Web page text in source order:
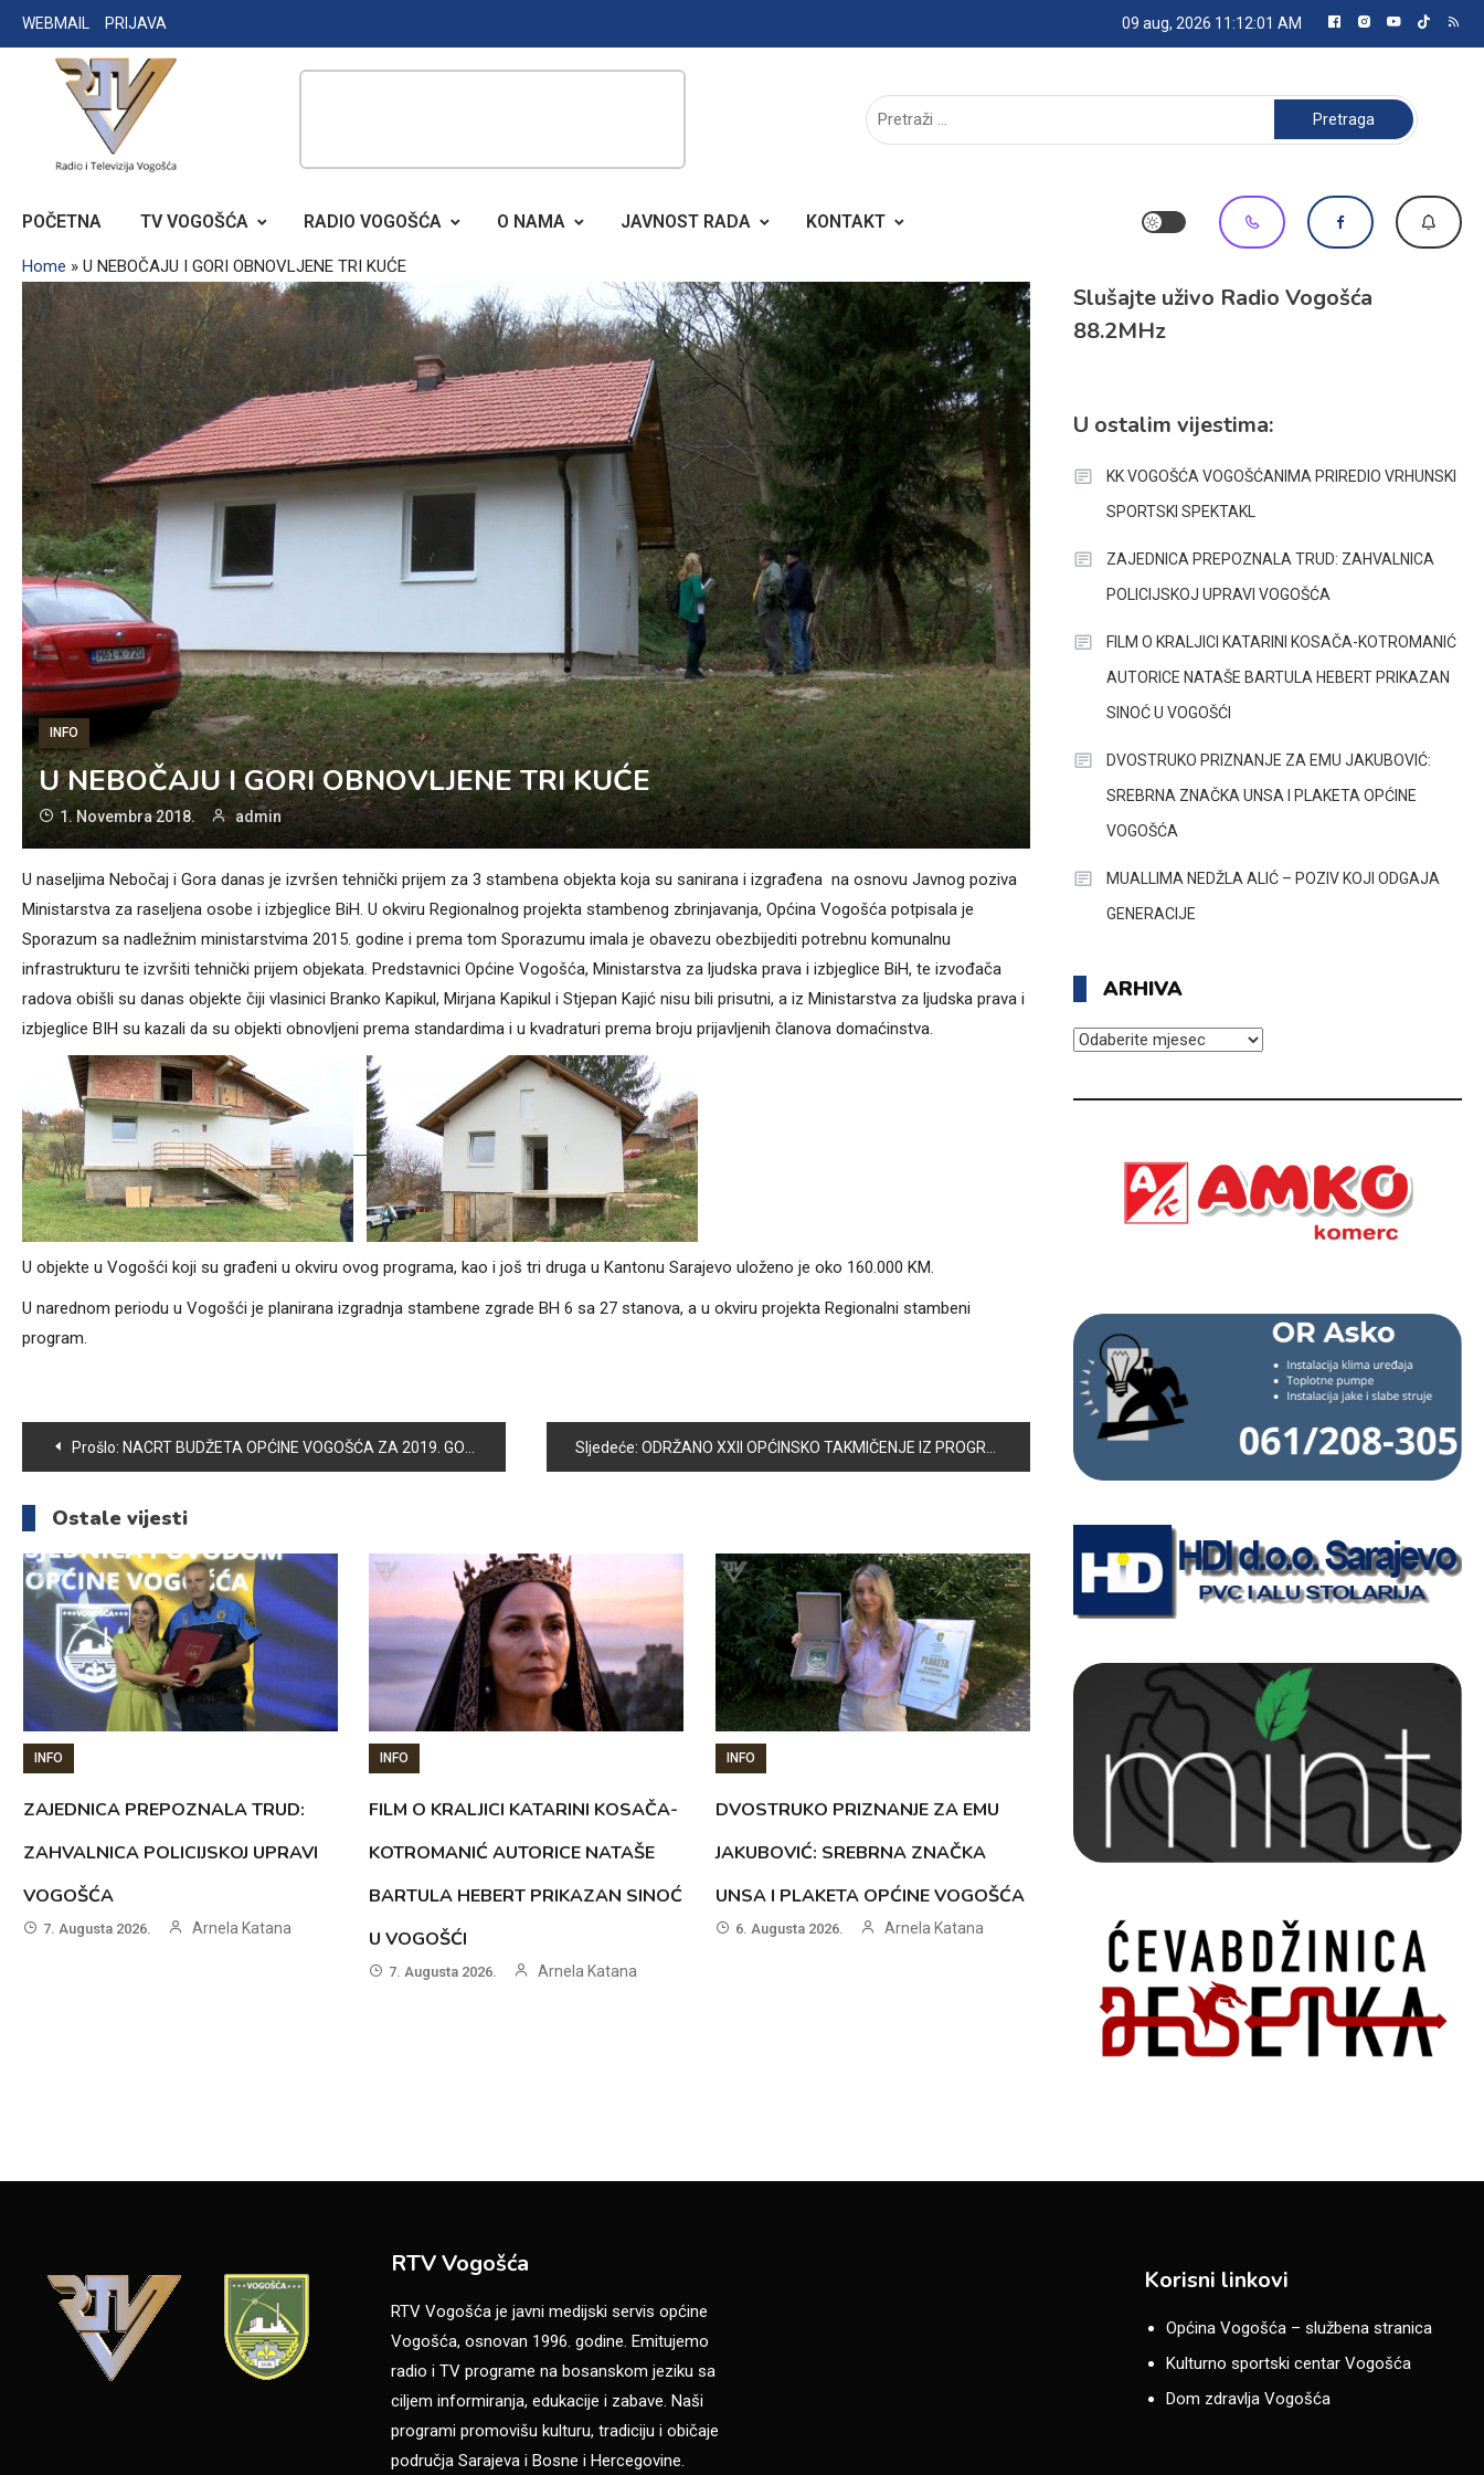
Skip
to
WEBMAIL PRIJAVA 09 aug, 2026 11:12:02 AM
RADIO TELEVIZIJA VOGOŠĆA
Pretraga:
POČETNA TV VOGOŠĆA RADIO VOGOŠĆA O NAMA JAVNOST RADA KONTAKT
Home » U NEBOČAJU I GORI OBNOVLJENE TRI KUĆE
INFO
U NEBOČAJU I GORI OBNOVLJENE TRI KUĆE
1. Novembra 2018. admin
U naseljima Nebočaj i Gora danas je izvršen tehnički prijem za 3 stambena objekta koja su sanirana i izgrađena na osnovu Javnog poziva
Ministarstva za raseljena osobe i izbjeglice BiH. U okviru Regionalnog projekta stambenog zbrinjavanja, Općina Vogošća potpisala je
Sporazum sa nadležnim ministarstvima 2015. godine i prema tom Sporazumu imala je obavezu obezbijediti potrebnu komunalnu
infrastrukturu te izvršiti tehnički prijem objekata. Predstavnici Općine Vogošća, Ministarstva za ljudska prava i izbjeglice BiH, te izvođača
radova obišli su danas objekte čiji vlasinici Branko Kapikul, Mirjana Kapikul i Stjepan Kajić nisu bili prisutni, a iz Ministarstva za ljudska prava i
izbjeglice BIH su kazali da su objekti obnovljeni prema standardima i u kvadraturi prema broju prijavljenih članova domaćinstva.
U objekte u Vogošći koji su građeni u okviru ovog programa, kao i još tri druga u Kantonu Sarajevo uloženo je oko 160.000 KM.
U narednom periodu u Vogošći je planirana izgradnja stambene zgrade BH 6 sa 27 stanova, a u okviru projekta Regionalni stambeni
program.
Navigacija
članaka
Prošlo: NACRT BUDŽETA OPĆINE VOGOŠĆA ZA 2019. GODINU IZNOSI 12.050.600 KM Sljedeće: ODRŽANO XXII OPĆINSKO TAKMIČENJE IZ PROGRAMA „UPOZORAVANJE NA OPASNOST OD MINA“
Ostale vijesti
INFO
ZAJEDNICA PREPOZNALA TRUD:
ZAHVALNICA POLICIJSKOJ UPRAVI
VOGOŠĆA
7. Augusta 2026. Arnela Katana
INFO
FILM O KRALJICI KATARINI KOSAČA-
KOTROMANIĆ AUTORICE NATAŠE
BARTULA HEBERT PRIKAZAN SINOĆ
U VOGOŠĆI
7. Augusta 2026. Arnela Katana
INFO
DVOSTRUKO PRIZNANJE ZA EMU
JAKUBOVIĆ: SREBRNA ZNAČKA
UNSA I PLAKETA OPĆINE VOGOŠĆA
6. Augusta 2026. Arnela Katana
Slušajte uživo Radio Vogošća
88.2MHz
U ostalim vijestima:
KK VOGOŠĆA VOGOŠĆANIMA PRIREDIO VRHUNSKI
SPORTSKI SPEKTAKL
ZAJEDNICA PREPOZNALA TRUD: ZAHVALNICA
POLICIJSKOJ UPRAVI VOGOŠĆA
FILM O KRALJICI KATARINI KOSAČA-KOTROMANIĆ
AUTORICE NATAŠE BARTULA HEBERT PRIKAZAN
SINOĆ U VOGOŠĆI
DVOSTRUKO PRIZNANJE ZA EMU JAKUBOVIĆ:
SREBRNA ZNAČKA UNSA I PLAKETA OPĆINE
VOGOŠĆA
MUALLIMA NEDŽLA ALIĆ – POZIV KOJI ODGAJA
GENERACIJE
ARHIVA
ARHIVA
RTV Vogošća
RTV Vogošća je javni medijski servis općine
Vogošća, osnovan 1996. godine. Emitujemo
radio i TV programe na bosanskom jeziku sa
ciljem informiranja, edukacije i zabave. Naši
programi promovišu kulturu, tradiciju i običaje
područja Sarajeva i Bosne i Hercegovine.
Korisni linkovi
Općina Vogošća – službena stranica
Kulturno sportski centar Vogošća
Dom zdravlja Vogošća